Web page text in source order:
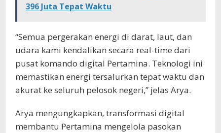
396 Juta Tepat Waktu
“Semua pergerakan energi di darat, laut, dan
udara kami kendalikan secara real-time dari
pusat komando digital Pertamina. Teknologi ini
memastikan energi tersalurkan tepat waktu dan
akurat ke seluruh pelosok negeri,” jelas Arya.
Arya mengungkapkan, transformasi digital
membantu Pertamina mengelola pasokan